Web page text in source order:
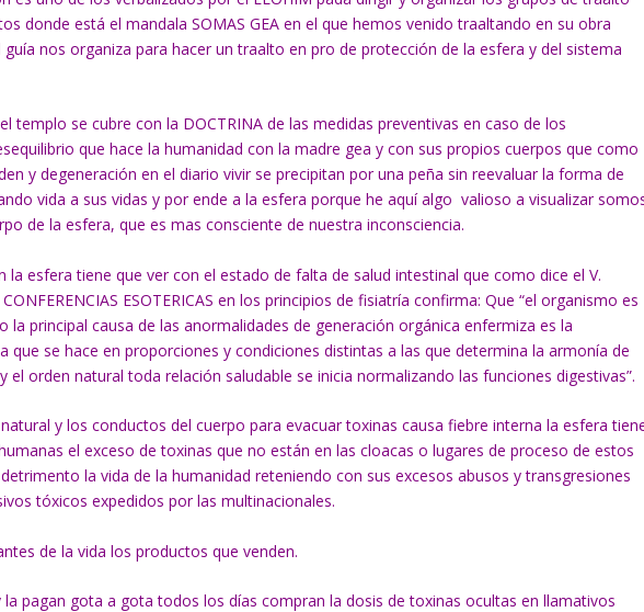
donde está el mandala SOMAS GEA en el que hemos venido traaltando en su obra
nos organiza para hacer un traalto en pro de protección de la esfera y del sistema
templo se cubre con la DOCTRINA de las medidas preventivas en caso de los
que hace la humanidad con la madre gea y con sus propios cuerpos que como
y degeneración en el diario vivir se precipitan por una peña sin reevaluar la forma de
vida a sus vidas y por ende a la esfera porque he aquí algo valioso a visualizar
de la esfera, que es mas consciente de nuestra inconsciencia.
la esfera tiene que ver con el estado de falta de salud intestinal que como dice el V.
ESOTERICAS en los principios de fisiatría confirma: Que “el organismo es
principal causa de las anormalidades de generación orgánica enfermiza es la
que se hace en proporciones y condiciones distintas a las que determina la armonía de
el orden natural toda relación saludable se inicia normalizando las funciones digestivas”.
y los conductos del cuerpo para evacuar toxinas causa fiebre interna la esfera
el exceso de toxinas que no están en las cloacas o lugares de proceso de estos
la vida de la humanidad reteniendo con sus excesos abusos y transgresiones
tóxicos expedidos por las multinacionales.
de la vida los productos que venden.
pagan gota a gota todos los días compran la dosis de toxinas ocultas en llamativos